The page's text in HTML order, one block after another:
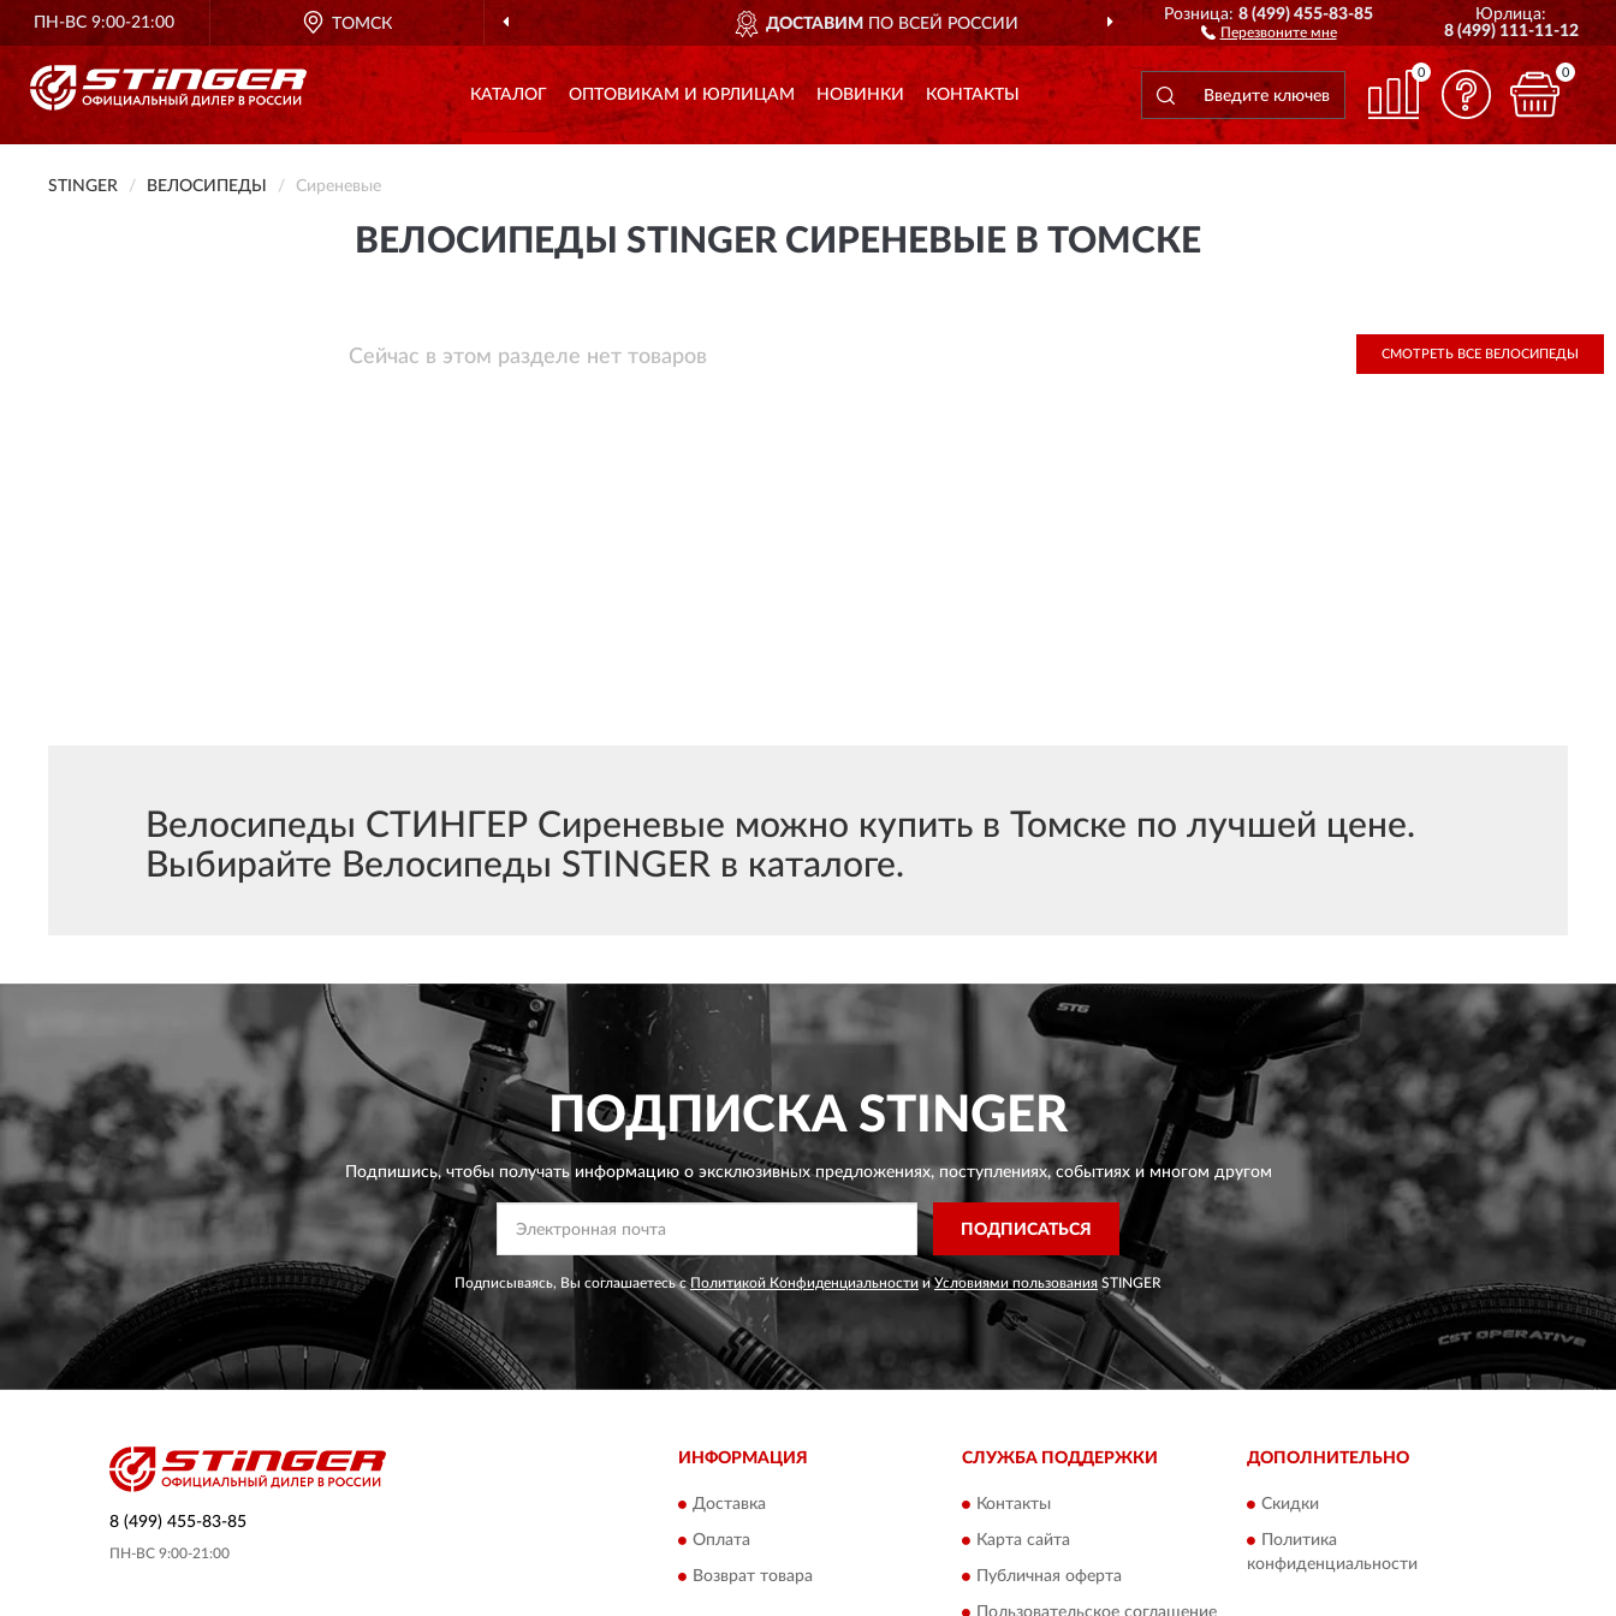
ПН-ВС 9:00-21:00 ТОМСК
ОФИЦИАЛЬНЫЙ ДИЛЕР STINGER В РОССИИ ДОСТАВИМПО ВСЕЙ РОССИИ ПОЛНЫЙ АССОРТИМЕНТ БРЕНДА
Розница:8 (499) 455-83-85
Перезвоните мне
Юрлица:
8 (499) 111-11-12
КАТАЛОГ ОПТОВИКАМ И ЮРЛИЦАМ НОВИНКИ КОНТАКТЫ
0 0
STINGER ВЕЛОСИПЕДЫ Сиреневые
ВЕЛОСИПЕДЫ STINGER СИРЕНЕВЫЕ В ТОМСКЕ
Сейчас в этом разделе нет товаров СМОТРЕТЬ ВСЕ ВЕЛОСИПЕДЫ
Велосипеды СТИНГЕР Сиреневые можно купить в Томске по лучшей цене.
Выбирайте Велосипеды STINGER в каталоге.
ПОДПИСКАSTINGER
Подпишись, чтобы получать информацию о эксклюзивных предложениях,поступлениях, событиях и многом другом
ПОДПИСАТЬСЯ
Подписываясь, Вы соглашаетесь сПолитикой Конфиденциальности иУсловиями пользования STINGER
8 (499) 455-83-85
ПН-ВС 9:00-21:00
ИНФОРМАЦИЯ
Доставка
Оплата
Возврат товара
СЛУЖБА ПОДДЕРЖКИ
Контакты
Карта сайта
Публичная оферта
ДОПОЛНИТЕЛЬНО
Скидки
Политика
конфиденциальности